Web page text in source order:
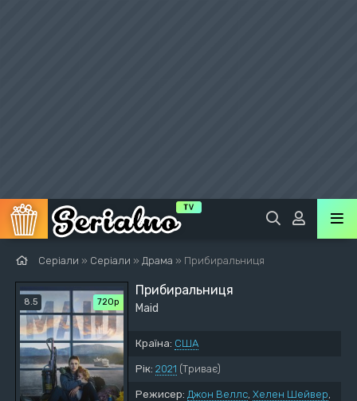
Серіали » Серіали » Драма » Прибиральниця
8.5 720р
Прибиральниця
Maid
Країна: США
Рік: 2021 (Триває)
Режисер: Джон Веллс, Хелен Шейвер,